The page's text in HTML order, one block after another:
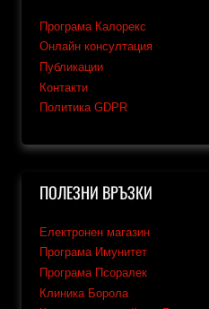
Програма Калорекс
Онлайн консултация
Публикации
Контакти
Политика GDPR
ПОЛЕЗНИ ВРЪЗКИ
Електронен магазин
Програма Имунитет
Програма Псоралек
Клиника Борола